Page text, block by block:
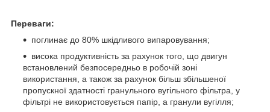
Переваги:
поглинає до 80% шкідливого випаровування;
висока продуктивність за рахунок того, що двигун
встановлений безпосередньо в робочій зоні
використання, а також за рахунок більш збільшеної
пропускної здатності гранульного вугільного фільтра, у
фільтрі не використовується папір, а гранули вугілля;